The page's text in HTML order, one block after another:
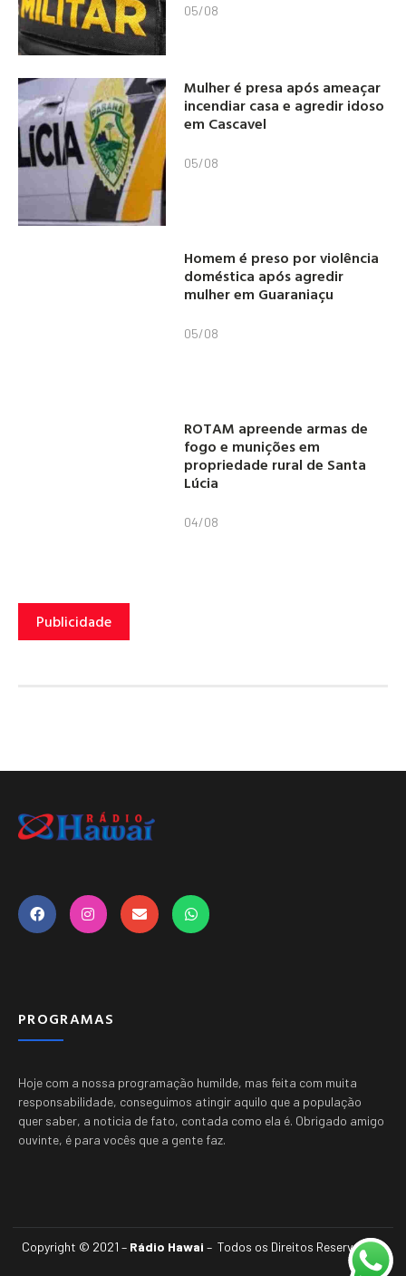
05/08
Mulher é presa após ameaçar
incendiar casa e agredir idoso
em Cascavel
05/08
Homem é preso por violência
doméstica após agredir
mulher em Guaraniaçu
05/08
ROTAM apreende armas de
fogo e munições em
propriedade rural de Santa
Lúcia
04/08
Publicidade
PROGRAMAS
Hoje com a nossa programação humilde, mas feita com muita
responsabilidade, conseguimos atingir aquilo que a população
quer saber, a noticia de fato, contada como ela é. Obrigado amigo
ouvinte, é para vocês que a gente faz.
Copyright © 2021 – Rádio Hawai – Todos os Direitos Reservados.